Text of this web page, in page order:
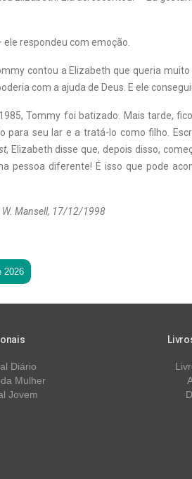
respondeu com emoção.
contou a Elizabeth que queria
com a ajuda de Deus. E ele
Tommy foi batizado. Mais tarde,
para seu lar e a tratá-lo como filho.
, Elizabeth disse que, depois disso,
pessoa diferente! É isso que pode
W. Mansell, 17/12/1998
2026
Diário
Mulher
Jovem